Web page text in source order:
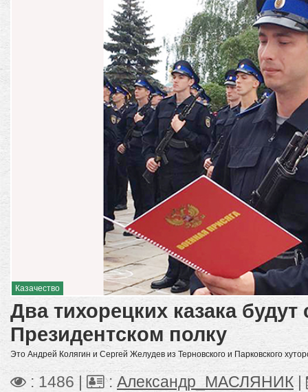
Казачество
Два тихорецких казака будут
Президентском полку
Это Андрей Колягин и Сергей Желудев из Терновского и Парковского
: 1486 | : Александр_МАСЛЯНИК